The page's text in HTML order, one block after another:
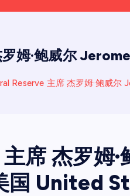
姆·鲍威尔
Reserve 主席 杰罗姆·鲍威
席 杰罗姆
国 United